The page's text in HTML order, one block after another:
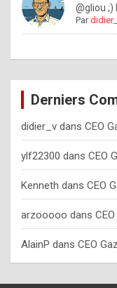
@gliou ;)
Par
Derniers
didier_v dans CEO
ylf22300 dans CEO
Kenneth dans CEO
arzooooo dans
AlainP dans CEO